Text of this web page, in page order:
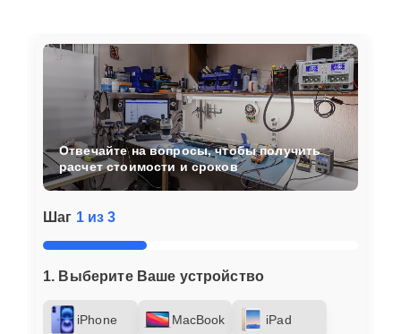
Шаг 1 из 3
1. Выберите Ваше устройство
iPhone MacBook iPad
Отвечайте на вопросы, чтобы получить
расчет стоимости и сроков